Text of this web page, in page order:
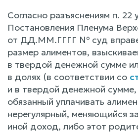
Согласно разъяснениям п. 22
Постановления Пленума
от ДД.ММ.ГГГГ № суд
размер алиментов,
в твердой денежной сумме
в долях (в соответствии со
и в твердой денежной
обязанный уплачивать
нерегулярный, меняющийся
иной доход, либо этот